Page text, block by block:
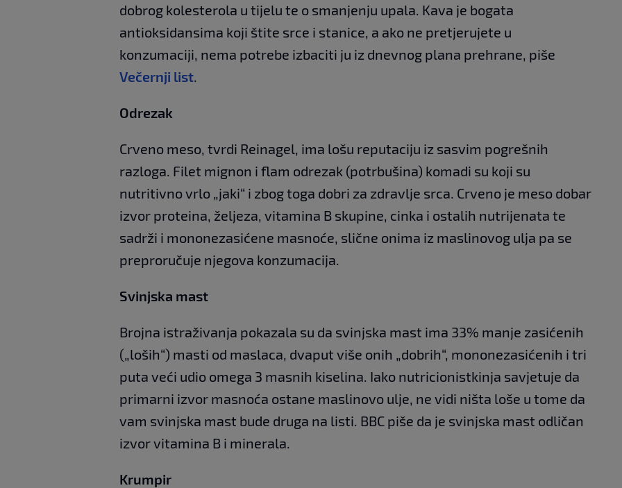
dobrog kolesterola u tijelu te o smanjenju upala. Kava je bogata
antioksidansima koji štite srce i stanice, a ako ne pretjerujete u
konzumaciji, nema potrebe izbaciti ju iz dnevnog plana prehrane, piše
Večernji list
Odrezak
Crveno meso, tvrdi Reinagel, ima lošu reputaciju iz sasvim pogrešnih
razloga. Filet mignon i flam odrezak (potrbušina) komadi su koji su
nutritivno vrlo „jaki“ i zbog toga dobri za zdravlje srca. Crveno je meso dobar
izvor proteina, željeza, vitamina B skupine, cinka i ostalih nutrijenata te
sadrži i mononezasićene masnoće, slične onima iz maslinovog ulja pa se
preproručuje njegova konzumacija.
Svinjska mast
Brojna istraživanja pokazala su da svinjska mast ima 33% manje zasićenih
(„loših“) masti od maslaca, dvaput više onih „dobrih“, mononezasićenih i tri
puta veći udio omega 3 masnih kiselina. Iako nutricionistkinja savjetuje da
primarni izvor masnoća ostane maslinovo ulje, ne vidi ništa loše u tome da
vam svinjska mast bude druga na listi. BBC piše da je svinjska mast odličan
izvor vitamina B i minerala.
Krumpir